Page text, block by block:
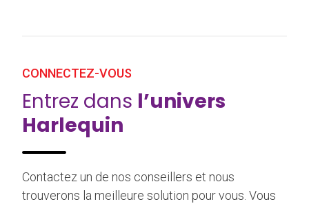
CONNECTEZ-VOUS
Entrez dans l’univers
Harlequin
Contactez un de nos conseillers et nous
trouverons la meilleure solution pour vous. Vous